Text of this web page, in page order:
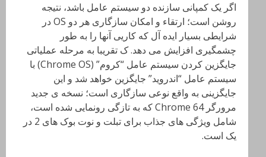
اگر یک کمپانی سازنده دو سیستم عامل باشد، نتیجه
روشن است؛ ارتقاء و امکان سازگاری هر دو OS در
شرایطی بسیار ایده آل که کاریی آنها را به طور
چشمگیری افزایش می دهد. ک تقریبا به مرحله عملیاتی
جایگزین کردن سیستم عامل “کروم” (Chrome OS) با
سیستم عامل “اندروید” جایگزین خواهد شد و این
جایگزینی به واقع نوعی سازگاری است؛ نسخه ی جدید
مرورگر Chrome 64 که به تازگی رونمایی شده است،
شامل ویژگی های جذاب برای تبلت و نوت بوک های 2 در
یک است.